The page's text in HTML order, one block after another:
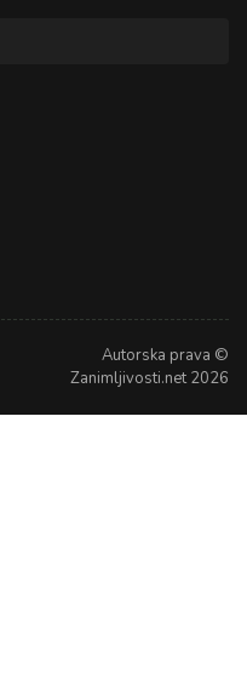
Autorska prava ©
Zanimljivosti.net 2026